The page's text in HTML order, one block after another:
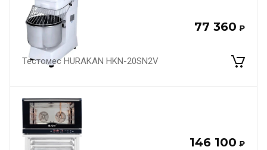
77 360 ₽
Тестомес HURAKAN HKN-20SN2V
146 100 ₽